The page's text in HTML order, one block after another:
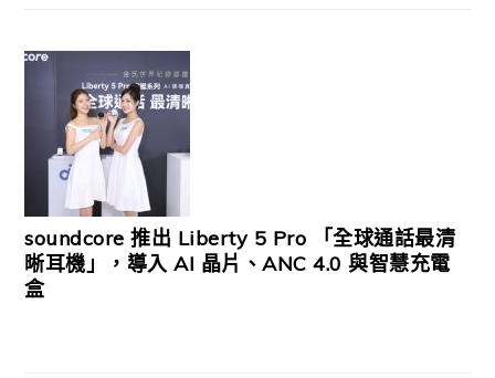
soundcore 推出 Liberty 5 Pro 「全球通話最清
晰耳機」，導入 AI 晶片、ANC 4.0 與智慧充電
盒